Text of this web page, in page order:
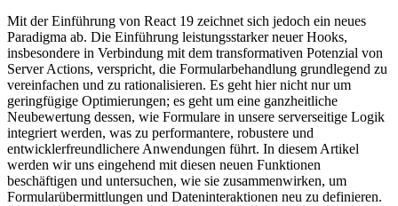
Mit der Einführung von React 19 zeichnet sich jedoch ein neues
Paradigma ab. Die Einführung leistungsstarker neuer Hooks,
insbesondere in Verbindung mit dem transformativen Potenzial von
Server Actions, verspricht, die Formularbehandlung grundlegend zu
vereinfachen und zu rationalisieren. Es geht hier nicht nur um
geringfügige Optimierungen; es geht um eine ganzheitliche
Neubewertung dessen, wie Formulare in unsere serverseitige Logik
integriert werden, was zu performantere, robustere und
entwicklerfreundlichere Anwendungen führt. In diesem Artikel
werden wir uns eingehend mit diesen neuen Funktionen
beschäftigen und untersuchen, wie sie zusammenwirken, um
Formularübermittlungen und Dateninteraktionen neu zu definieren.